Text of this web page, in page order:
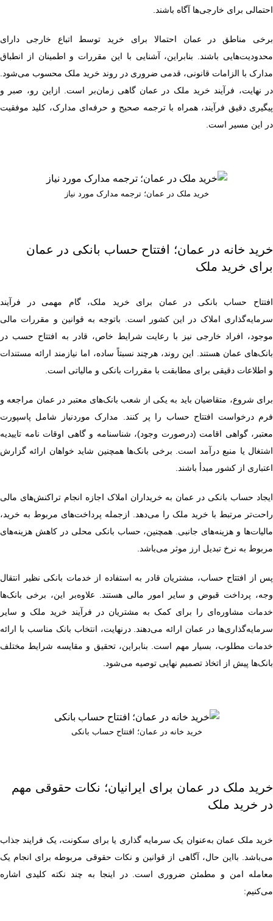
احتمالی برای خارجی‌ها آگاه باشند.
برخی مناطق در عمان احتمالا برای خرید توسط اتباع خارجی دارای
محدودیت‌هایی باشند. بنابراین، آشنایی با این مقررات و اطمینان از انطباق
مدارک با الزامات قانونی، قدمی ضروری در روند خرید ملک محسوب می‌شود.
در نهایت، فرآیند خرید ملک در عمان گاهی زمان‌بر است. ازاین رو، صبر و
پیگیری دقیق فرآیند، همراه با ترجمه صحیح و حرفه‌ای مدارک، کلید موفقیت
در این مسیر است.
خرید ملک در عمان؛ ترجمه مدارک مورد نیاز
خرید خانه در عمان؛ افتتاح حساب بانکی در عمان
برای خرید ملک
افتتاح حساب بانکی در عمان برای خرید ملک، گام مهمی در فرآیند
سرمایه‌گذاری املاک در این کشور است. باتوجه به قوانین و مقررات مالی
موجود، افراد خارجی نیز با رعایت شرایط خاص، قادر به افتتاح حسب در
بانک‌های عمان هستند. این روند، هرچند نسبتاً ساده، اما نیازمند ارائه مستندات
و اطلاعات دقیقی برای مطابقت با مقررات بانکی و مالیاتی است.
برای شروع، متقاضیان باید به یکی از شعب بانک‌های معتبر در عمان مراجعه و
فرم درخواست افتتاح حساب را پر کنند. مدارک موردنیاز شامل پاسپورت
معتبر، گواهی اقامت (درصورت وجود)، شناسنامه و گاهی اوقات نامه تاییدیه
اشتغال یا منبع درآمد است. برخی بانک‌ها همچنین شاید خواهان ارائه گزارش
اعتباری از کشور مبدأ باشند.
ایجاد حساب بانکی در عمان به خریداران املاک اجازه انجام تراکنش‌های مالی
راحت‌تر مرتبط با خرید ملک را می‌دهد. ازجمله پرداخت‌های مربوط به خرید،
مالیات‌ها و هزینه‌های جانبی. همچنین، حساب بانکی محلی در کاهش هزینه‌های
مربوط به نرخ تبدیل ارز موثر می‌باشد.
پس از افتتاح حساب، مشتریان قادر به استفاده از خدمات بانکی نظیر انتقال
وجه، پرداخت قبوض و سایر امور مالی هستند. علاوه‌بر این، برخی بانک‌ها
خدمات مشاوره‌ای را برای کمک به مشتریان در فرآیند خرید ملک و سایر
سرمایه‌گذاری‌ها در عمان ارائه می‌دهند. درنهایت، انتخاب بانک مناسب با ارائه
خدمات مطلوب، بسیار مهم است. بنابراین، تحقیق و مقایسه شرایط مختلف
بانک‌ها پیش از اتخاذ تصمیم نهایی توصیه می‌شود.
خرید خانه در عمان؛ افتتاح حساب بانکی
خرید ملک در عمان برای ایرانیان؛ نکات حقوقی مهم
در خرید ملک
خرید ملک عمان به‌عنوان یک سرمایه گذاری یا برای سکونت، یک فرایند جذاب
می‌باشد. بااین حال، آگاهی از قوانین و نکات حقوقی مربوطه برای انجام یک
معامله امن و مطمئن ضروری است. در اینجا به چند نکته کلیدی اشاره
می‌کنیم: